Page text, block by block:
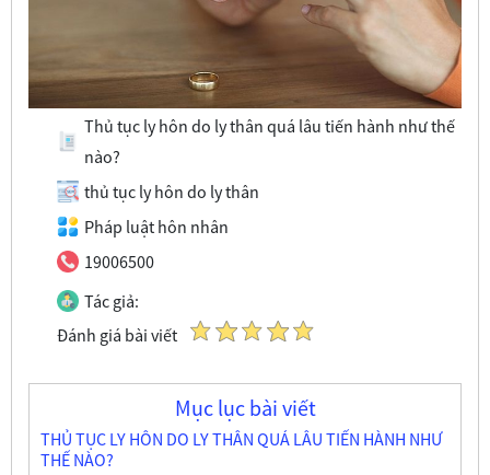
Thủ tục ly hôn do ly thân quá lâu tiến hành như thế
nào?
thủ tục ly hôn do ly thân
Pháp luật hôn nhân
19006500
Tác giả:
Đánh giá bài viết
Mục lục bài viết
THỦ TỤC LY HÔN DO LY THÂN QUÁ LÂU TIẾN HÀNH NHƯ
THẾ NÀO?